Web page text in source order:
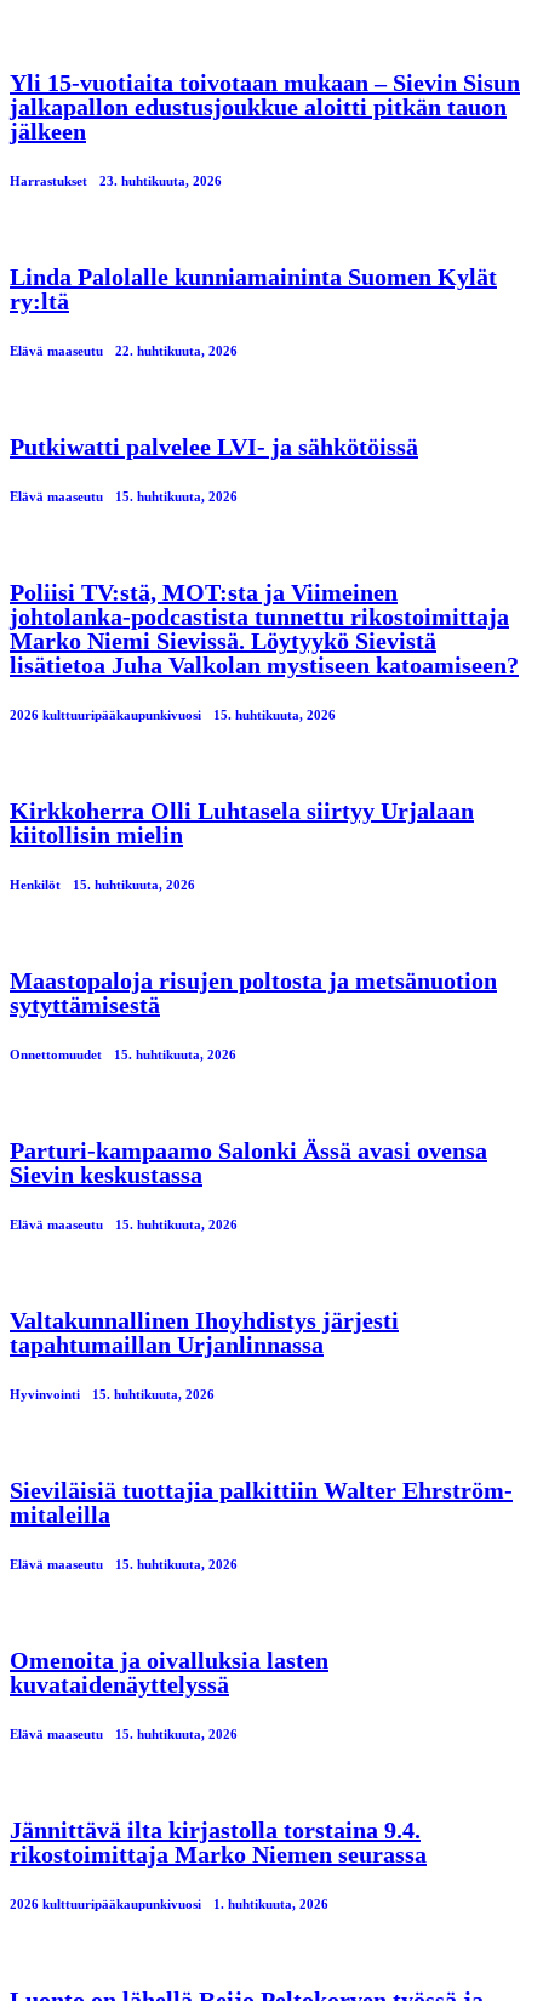
Yli 15-vuotiaita toivotaan mukaan – Sievin Sisun
jalkapallon edustusjoukkue aloitti pitkän tauon
jälkeen
Harrastukset 23. huhtikuuta, 2026
Linda Palolalle kunniamaininta Suomen Kylät
ry:ltä
Elävä maaseutu 22. huhtikuuta, 2026
Putkiwatti palvelee LVI- ja sähkötöissä
Elävä maaseutu 15. huhtikuuta, 2026
Poliisi TV:stä, MOT:sta ja Viimeinen
johtolanka-podcastista tunnettu rikostoimittaja
Marko Niemi Sievissä. Löytyykö Sievistä
lisätietoa Juha Valkolan mystiseen katoamiseen?
2026 kulttuuripääkaupunkivuosi 15. huhtikuuta, 2026
Kirkkoherra Olli Luhtasela siirtyy Urjalaan
kiitollisin mielin
Henkilöt 15. huhtikuuta, 2026
Maastopaloja risujen poltosta ja metsänuotion
sytyttämisestä
Onnettomuudet 15. huhtikuuta, 2026
Parturi-kampaamo Salonki Ässä avasi ovensa
Sievin keskustassa
Elävä maaseutu 15. huhtikuuta, 2026
Valtakunnallinen Ihoyhdistys järjesti
tapahtumaillan Urjanlinnassa
Hyvinvointi 15. huhtikuuta, 2026
Sieviläisiä tuottajia palkittiin Walter Ehrström-
mitaleilla
Elävä maaseutu 15. huhtikuuta, 2026
Omenoita ja oivalluksia lasten
kuvataidenäyttelyssä
Elävä maaseutu 15. huhtikuuta, 2026
Jännittävä ilta kirjastolla torstaina 9.4.
rikostoimittaja Marko Niemen seurassa
2026 kulttuuripääkaupunkivuosi 1. huhtikuuta, 2026